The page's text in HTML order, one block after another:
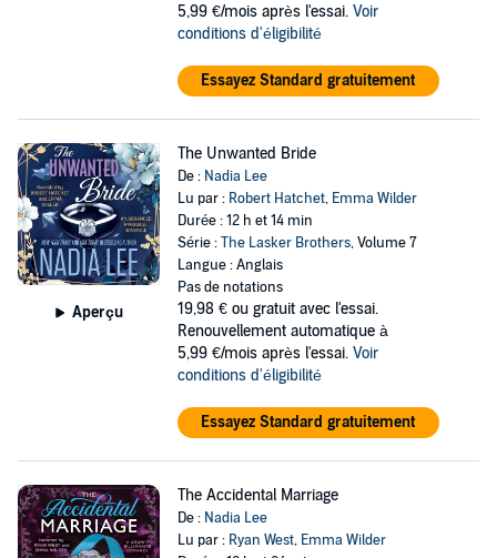
5,99 €/mois après l'essai. Voir
conditions d'éligibilité
Essayez Standard gratuitement
Aperçu
The Unwanted Bride
De : Nadia Lee
Lu par : Robert Hatchet, Emma Wilder
Durée : 12 h et 14 min
Série :The Lasker Brothers, Volume 7
Langue : Anglais
Pas de notations
19,98 € ou gratuit avec l'essai.
Renouvellement automatique à
5,99 €/mois après l'essai. Voir
conditions d'éligibilité
Essayez Standard gratuitement
The Accidental Marriage
De : Nadia Lee
Lu par : Ryan West, Emma Wilder